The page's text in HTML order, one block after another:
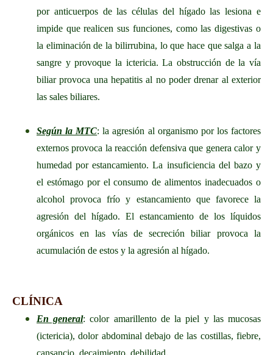
por anticuerpos de las células del hígado las lesiona e
impide que realicen sus funciones, como las digestivas o
la eliminación de la bilirrubina, lo que hace que salga a la
sangre y provoque la ictericia. La obstrucción de la vía
biliar provoca una hepatitis al no poder drenar al exterior
las sales biliares.
Según la MTC: la agresión al organismo por los factores
externos provoca la reacción defensiva que genera calor y
humedad por estancamiento. La insuficiencia del bazo y
el estómago por el consumo de alimentos inadecuados o
alcohol provoca frío y estancamiento que favorece la
agresión del hígado. El estancamiento de los líquidos
orgánicos en las vías de secreción biliar provoca la
acumulación de estos y la agresión al hígado.
CLÍNICA
En general: color amarillento de la piel y las mucosas
(ictericia), dolor abdominal debajo de las costillas, fiebre,
cansancio, decaimiento, debilidad.